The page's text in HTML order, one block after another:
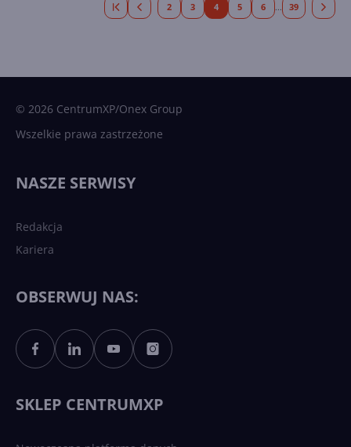
2 3 4 5 6 ... 39
© 2026 CentrumXP/Onex Group
Wszelkie prawa zastrzeżone
NASZE SERWISY
Redakcja
Kariera
OBSERWUJ NAS:
SKLEP CENTRUMXP